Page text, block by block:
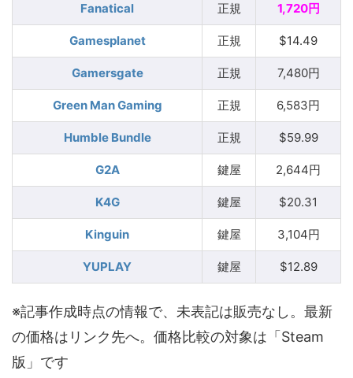
Fanatical 正規 1,720円
Gamesplanet 正規 $14.49
Gamersgate 正規 7,480円
Green Man Gaming 正規 6,583円
Humble Bundle 正規 $59.99
G2A 鍵屋 2,644円
K4G 鍵屋 $20.31
Kinguin 鍵屋 3,104円
YUPLAY 鍵屋 $12.89
※記事作成時点の情報で、未表記は販売なし。最新
の価格はリンク先へ。価格比較の対象は「Steam
版」です